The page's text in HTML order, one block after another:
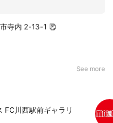
寺内 2-13-1
See more
FC川西駅前ギャラリー